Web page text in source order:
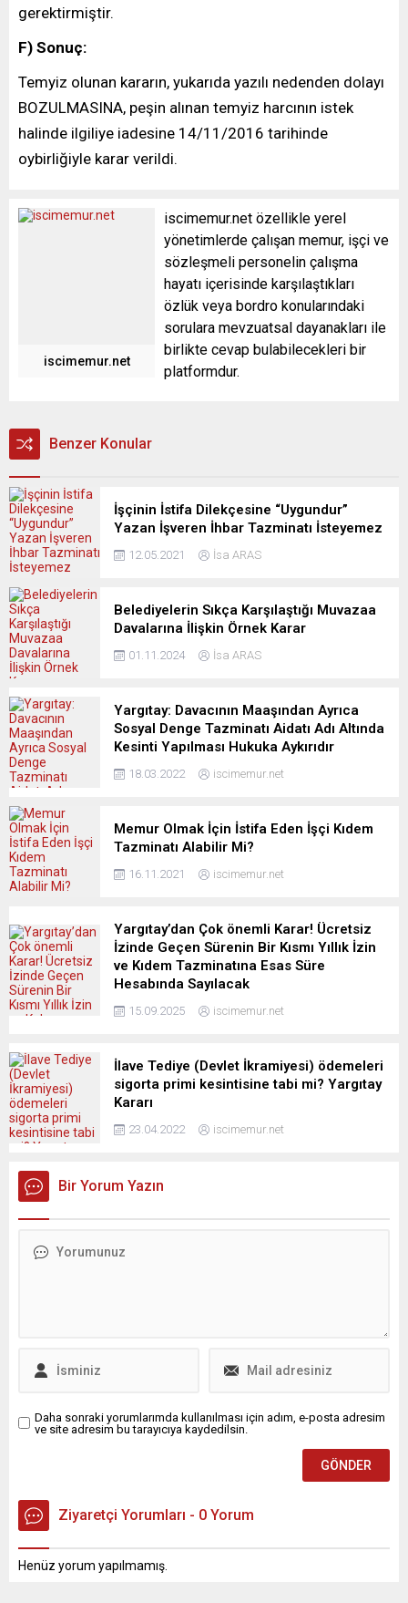
gerektirmiştir.
F) Sonuç:
Temyiz olunan kararın, yukarıda yazılı nedenden dolayı
BOZULMASINA, peşin alınan temyiz harcının istek
halinde ilgiliye iadesine 14/11/2016 tarihinde
oybirliğiyle karar verildi.
iscimemur.net
iscimemur.net özellikle yerel
yönetimlerde çalışan memur, işçi ve
sözleşmeli personelin çalışma
hayatı içerisinde karşılaştıkları
özlük veya bordro konularındaki
sorulara mevzuatsal dayanakları ile
birlikte cevap bulabilecekleri bir
platformdur.
Benzer Konular
İşçinin İstifa Dilekçesine “Uygundur”
Yazan İşveren İhbar Tazminatı İsteyemez
12.05.2021 İsa ARAS
Belediyelerin Sıkça Karşılaştığı Muvazaa
Davalarına İlişkin Örnek Karar
01.11.2024 İsa ARAS
Yargıtay: Davacının Maaşından Ayrıca
Sosyal Denge Tazminatı Aidatı Adı Altında
Kesinti Yapılması Hukuka Aykırıdır
18.03.2022 iscimemur.net
Memur Olmak İçin İstifa Eden İşçi Kıdem
Tazminatı Alabilir Mi?
16.11.2021 iscimemur.net
Yargıtay’dan Çok önemli Karar! Ücretsiz
İzinde Geçen Sürenin Bir Kısmı Yıllık İzin
ve Kıdem Tazminatına Esas Süre
Hesabında Sayılacak
15.09.2025 iscimemur.net
İlave Tediye (Devlet İkramiyesi) ödemeleri
sigorta primi kesintisine tabi mi? Yargıtay
Kararı
23.04.2022 iscimemur.net
Bir Yorum Yazın
Daha sonraki yorumlarımda kullanılması için adım, e-posta adresim
ve site adresim bu tarayıcıya kaydedilsin.
Ziyaretçi Yorumları - 0 Yorum
Henüz yorum yapılmamış.